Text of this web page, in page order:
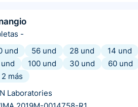
-
und
56 und 28 und 14 und
100 und 30 und 60 und
2 más
Laboratories